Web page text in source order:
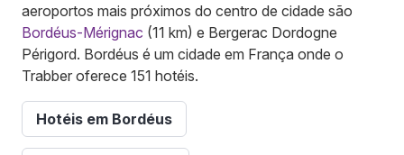
aeroportos mais próximos do centro de cidade são
Bordéus-Mérignac (11 km) e Bergerac Dordogne
Périgord. Bordéus é um cidade em França onde o
Trabber oferece 151 hotéis.
Hotéis em Bordéus